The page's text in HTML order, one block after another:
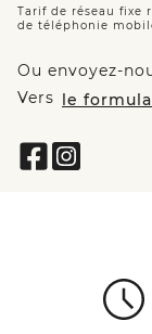
Tarif de réseau fixe
de téléphonie
Ou envoyez-
Vers le